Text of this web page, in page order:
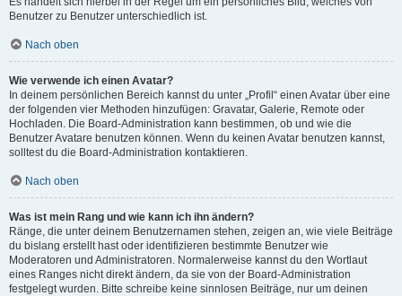
Benutzer zu Benutzer unterschiedlich ist.
Nach oben
Wie verwende ich einen Avatar?
In deinem persönlichen Bereich kannst du unter „Profil“ einen Avatar über eine
der folgenden vier Methoden hinzufügen: Gravatar, Galerie, Remote oder
Hochladen. Die Board-Administration kann bestimmen, ob und wie die
Benutzer Avatare benutzen können. Wenn du keinen Avatar benutzen kannst,
solltest du die Board-Administration kontaktieren.
Nach oben
Was ist mein Rang und wie kann ich ihn ändern?
Ränge, die unter deinem Benutzernamen stehen, zeigen an, wie viele Beiträge
du bislang erstellt hast oder identifizieren bestimmte Benutzer wie
Moderatoren und Administratoren. Normalerweise kannst du den Wortlaut
eines Ranges nicht direkt ändern, da sie von der Board-Administration
festgelegt wurden. Bitte schreibe keine sinnlosen Beiträge, nur um deinen